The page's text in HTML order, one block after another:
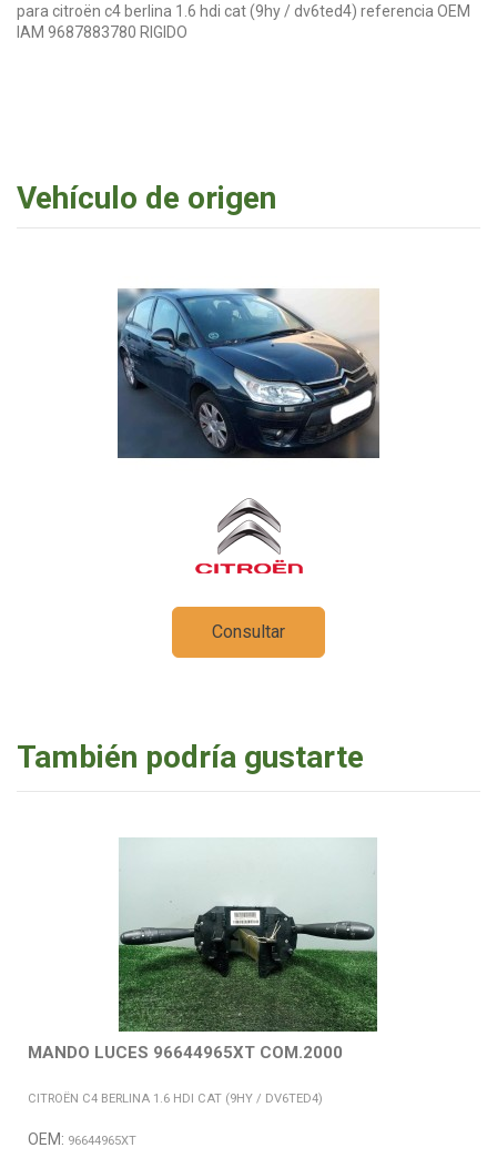
para citroën c4 berlina 1.6 hdi cat (9hy / dv6ted4) referencia OEM
IAM 9687883780 RIGIDO
Vehículo de origen
Consultar
También podría gustarte
MANDO LUCES 96644965XT COM.2000
CITROËN C4 BERLINA 1.6 HDI CAT (9HY / DV6TED4)
OEM: 96644965XT